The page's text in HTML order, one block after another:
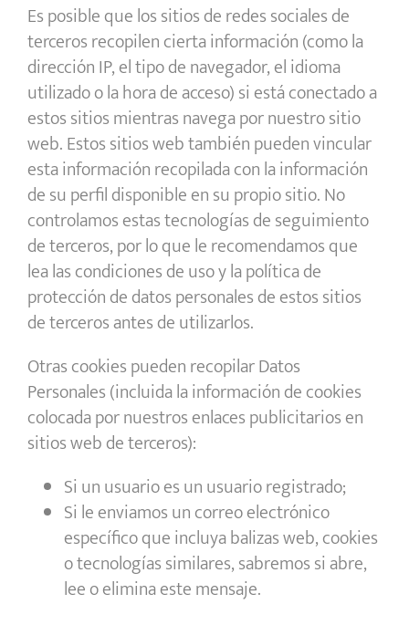
Es posible que los sitios de redes sociales de
terceros recopilen cierta información (como la
dirección IP, el tipo de navegador, el idioma
utilizado o la hora de acceso) si está conectado a
estos sitios mientras navega por nuestro sitio
web. Estos sitios web también pueden vincular
esta información recopilada con la información
de su perfil disponible en su propio sitio. No
controlamos estas tecnologías de seguimiento
de terceros, por lo que le recomendamos que
lea las condiciones de uso y la política de
protección de datos personales de estos sitios
de terceros antes de utilizarlos.
Otras cookies pueden recopilar Datos
Personales (incluida la información de cookies
colocada por nuestros enlaces publicitarios en
sitios web de terceros):
Si un usuario es un usuario registrado;
Si le enviamos un correo electrónico
específico que incluya balizas web, cookies
o tecnologías similares, sabremos si abre,
lee o elimina este mensaje.